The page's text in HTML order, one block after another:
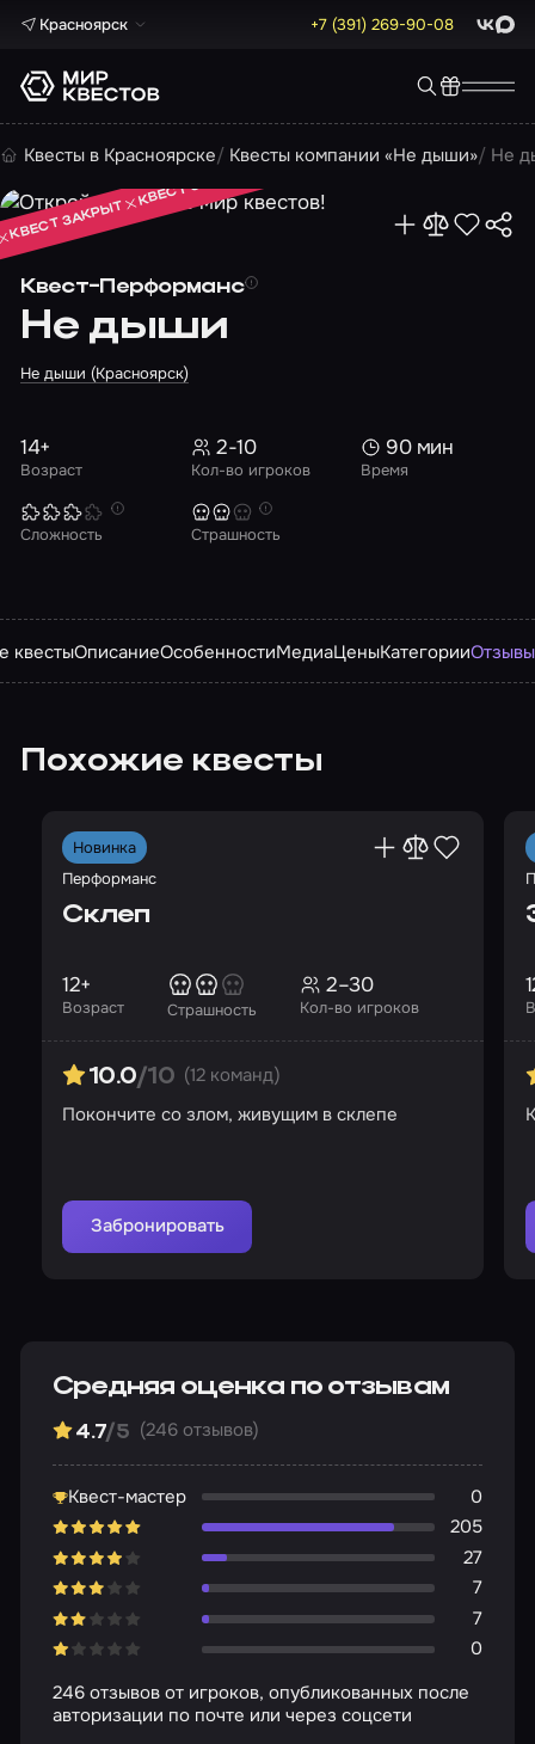
Красноярск +7 (391) 269-90-08 Max
Квесты в Красноярске Квесты компании «Не дыши» Не
Квест-Перформанс
Не дыши
Не дыши (Красноярск)
КВЕСТ ЗАКРЫТ
КВЕСТ ЗАКРЫТ
КВЕСТ ЗАКРЫТ
Возраст
14+
Кол-во игроков
2-10
Время
90 мин
Сложность Страшность
квестыОписаниеОсобенностиМедиаЦеныКатегорииОтзывы
Похожие квесты
Новинка
Перформанс
Склеп
Возраст
12+
Страшность Кол-во игроков
2–30
10.0/10 (12 команд)
Покончите со злом, живущим в склепе
Забронировать
Средняя оценка по отзывам
4.7/5 (246 отзывов)
Квест-мастер
0
205
27
7
7
0
246 отзывов от игроков, опубликованных после
авторизации по почте или через соцсети